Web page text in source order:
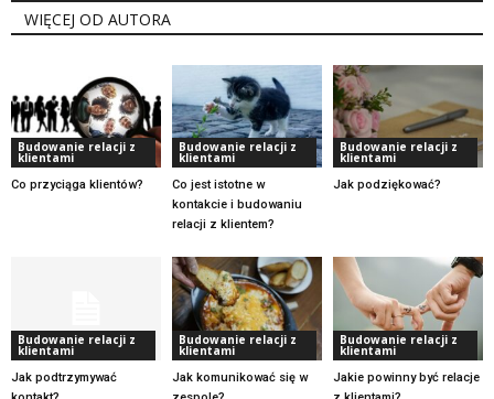
WIĘCEJ OD AUTORA
Budowanie relacji z
klientami
Co przyciąga klientów?
Budowanie relacji z
klientami
Co jest istotne w
kontakcie i budowaniu
relacji z klientem?
Budowanie relacji z
klientami
Jak podziękować?
Budowanie relacji z
klientami
Jak podtrzymywać
Budowanie relacji z
klientami
Jak komunikować się w
Budowanie relacji z
klientami
Jakie powinny być relacje